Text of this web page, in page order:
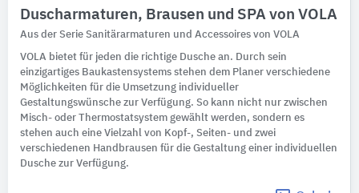
Duscharmaturen, Brausen und SPA von VOLA
Aus der Serie Sanitärarmaturen und Accessoires von VOLA
VOLA bietet für jeden die richtige Dusche an. Durch sein
einzigartiges Baukastensystems stehen dem Planer verschiedene
Möglichkeiten für die Umsetzung individueller
Gestaltungswünsche zur Verfügung. So kann nicht nur zwischen
Misch- oder Thermostatsystem gewählt werden, sondern es
stehen auch eine Vielzahl von Kopf-, Seiten- und zwei
verschiedenen Handbrausen für die Gestaltung einer individuellen
Dusche zur Verfügung.